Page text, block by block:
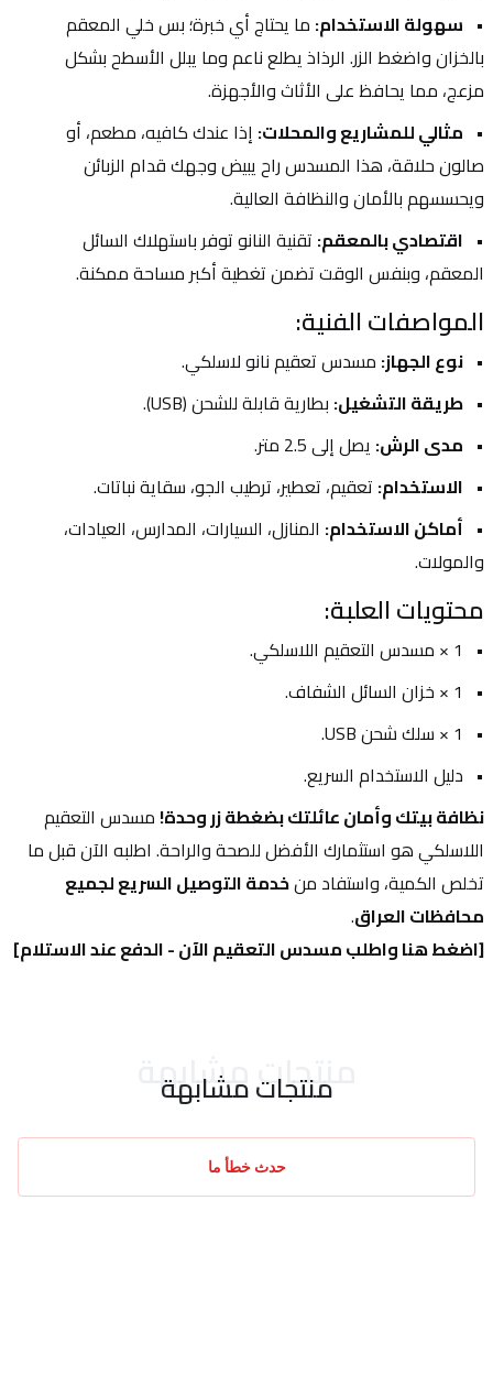
سهولة الاستخدام:
مزعج، مما يحافظ على الأثاث والأجهزة.
مثالي للمشاريع والمحلات:
ويحسسهم بالأمان والنظافة العالية.
اقتصادي بالمعقم:
المعقم، وبنفس الوقت تضمن تغطية أكبر مساحة ممكنة.
المواصفات الفنية:
نوع الجهاز: مسدس تعقيم نانو لاسلكي.
طريقة التشغيل: بطارية قابلة للشحن (USB).
مدى الرش: يصل إلى 2.5 متر.
الاستخدام: تعقيم، تعطير، ترطيب الجو، سقاية نباتات.
أماكن الاستخدام:
والمولات.
محتويات العلبة:
1 × مسدس التعقيم اللاسلكي.
1 × خزان السائل الشفاف.
1 × سلك شحن USB.
دليل الاستخدام السريع.
نظافة بيتك وأمان عائلتك بضغطة زر وحدة!
تخلص الكمية، واستفاد من
محافظات العراق.
[اضغط هنا واطلب مسدس التعقيم الآن - الدفع عند الاستلام]
منتجات مشابهة
منتجات مشابهة
حدث خطأ ما